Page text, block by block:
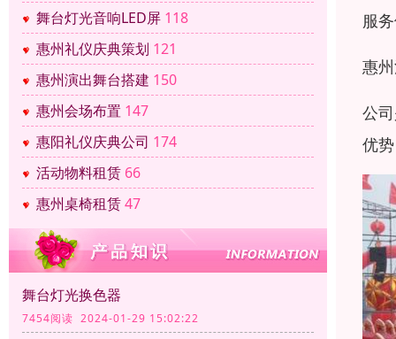
舞台灯光音响LED屏 118
惠州礼仪庆典策划 121
惠州演出舞台搭建 150
惠州会场布置 147
惠阳礼仪庆典公司 174
活动物料租赁 66
惠州桌椅租赁47
舞台灯光换色器
7454阅读 2024-01-29 15:02:22
服
惠
公
优